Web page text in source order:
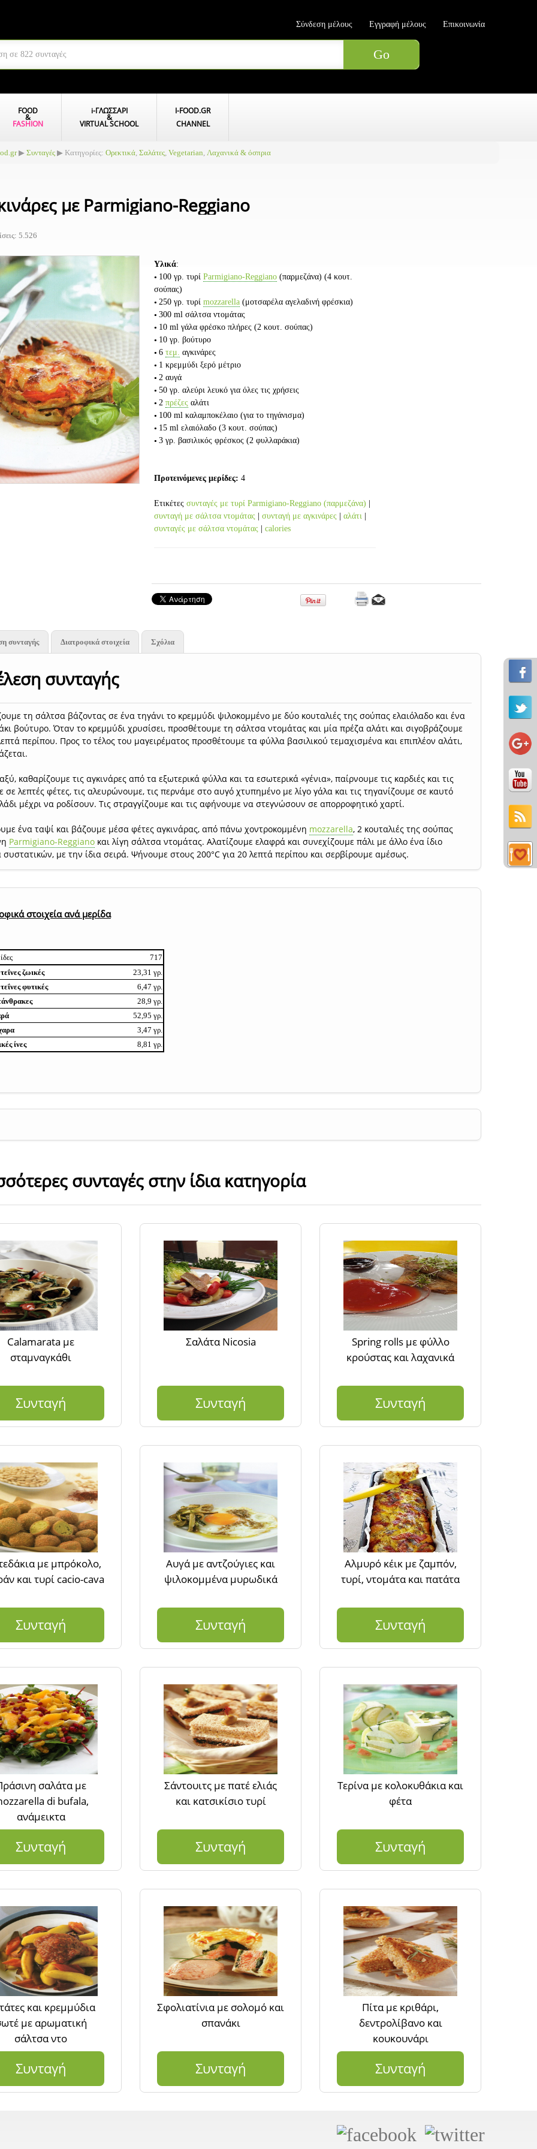
Σύνδεση μέλους Εγγραφή μέλους Επικοινωνία
FOOD
&
FASHION
i-ΓΛΩΣΣΑΡΙ
&
VIRTUAL SCHOOL
I-FOOD.GR
CHANNEL
▶ Συνταγές ▶ Κατηγορίες: Ορεκτικά, Σαλάτες, Vegetarian, Λαχανικά & όσπρια
με Parmigiano-Reggiano
5.526
Υλικά:
100 γρ. τυρί Parmigiano-Reggiano (παρμεζάνα) (4 κουτ.
σούπας)
250 γρ. τυρί mozzarella (μοτσαρέλα αγελαδινή φρέσκια)
300 ml σάλτσα ντομάτας
10 ml γάλα φρέσκο πλήρες (2 κουτ. σούπας)
10 γρ. βούτυρο
6 τεμ. αγκινάρες
1 κρεμμύδι ξερό μέτριο
2 αυγά
50 γρ. αλεύρι λευκό για όλες τις χρήσεις
2 πρέζες αλάτι
100 ml καλαμποκέλαιο (για το τηγάνισμα)
15 ml ελαιόλαδο (3 κουτ. σούπας)
3 γρ. βασιλικός φρέσκος (2 φυλλαράκια)
Προτεινόμενες μερίδες: 4
Ετικέτες συνταγές με τυρί Parmigiano-Reggiano (παρμεζάνα)
συνταγή με σάλτσα ντομάτας
συνταγή με αγκινάρες αλάτι
συνταγές με σάλτσα ντομάτας
calories
συνταγής Διατροφικά στοιχεία Σχόλια
συνταγής
τη σάλτσα βάζοντας σε ένα τηγάνι το κρεμμύδι ψιλοκομμένο με δύο κουταλιές της σούπας ελαιόλαδο και ένα
βούτυρο. Όταν το κρεμμύδι χρυσίσει, προσθέτουμε τη σάλτσα ντομάτας και μία πρέζα αλάτι και σιγοβράζουμε
περίπου. Προς το τέλος του μαγειρέματος προσθέτουμε τα φύλλα βασιλικού τεμαχισμένα και επιπλέον αλάτι,
καθαρίζουμε τις αγκινάρες από τα εξωτερικά φύλλα και τα εσωτερικά «γένια», παίρνουμε τις καρδιές και τις
σε λεπτές φέτες, τις αλευρώνουμε, τις περνάμε στο αυγό χτυπημένο με λίγο γάλα και τις τηγανίζουμε σε καυτό
μέχρι να ροδίσουν. Τις στραγγίζουμε και τις αφήνουμε να στεγνώσουν σε απορροφητικό χαρτί.
ένα ταψί και βάζουμε μέσα φέτες αγκινάρας, από πάνω χοντροκομμένη mozzarella, 2 κουταλιές της σούπας
Parmigiano-Reggiano και λίγη σάλτσα ντομάτας. Αλατίζουμε ελαφρά και συνεχίζουμε πάλι με άλλο ένα ίδιο
με την ίδια σειρά. Ψήνουμε στους 200°C για 20 λεπτά περίπου και σερβίρουμε αμέσως.
στοιχεία ανά μερίδα
717
ζωικές
23,31 γρ.
φυτικές
6,47 γρ.
28,9 γρ.
52,95 γρ.
3,47 γρ.
ίνες
8,81 γρ.
συνταγές στην ίδια κατηγορία
Calamarata με
σταμναγκάθι
Συνταγή
Σαλάτα Nicosia
Συνταγή
Spring rolls με φύλλο
κρούστας και λαχανικά
Συνταγή
με μπρόκολο,
και τυρί cacio-cava
Συνταγή
Αυγά με αντζούγιες και
ψιλοκομμένα μυρωδικά
Συνταγή
Αλμυρό κέικ με ζαμπόν,
τυρί, ντομάτα και πατάτα
Συνταγή
σαλάτα με
di bufala,
ανάμεικτα
Συνταγή
Σάντουιτς με πατέ ελιάς
και κατσικίσιο τυρί
Συνταγή
Τερίνα με κολοκυθάκια και
φέτα
Συνταγή
και κρεμμύδια
με αρωματική
σάλτσα ντο
Συνταγή
Σφολιατίνια με σολομό και
σπανάκι
Συνταγή
Πίτα με κριθάρι,
δεντρολίβανο και
κουκουνάρι
Συνταγή